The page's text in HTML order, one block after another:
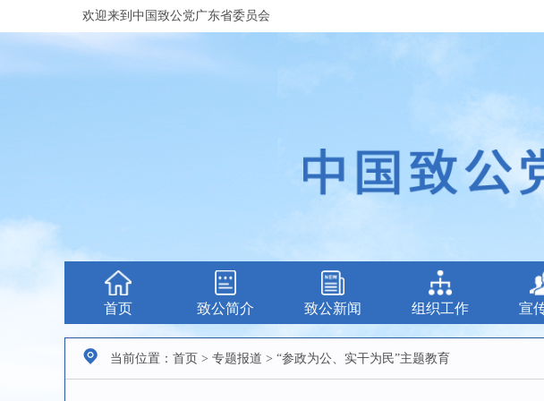
欢迎来到中国致公党广东省委员会
首页 致公简介 致公新闻 组织工作 宣
当前位置：首页 > 专题报道 > “参政为公、实干为民”主题教育